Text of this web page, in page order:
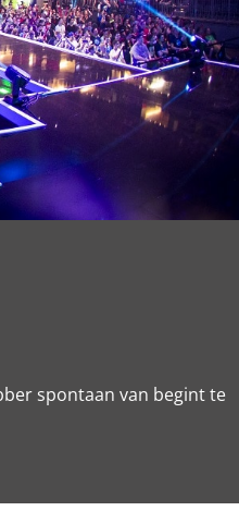
spontaan van begint te